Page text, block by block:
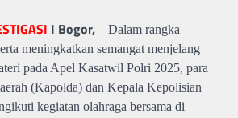
I Bogor, – Dalam rangka
meningkatkan semangat menjelang
pada Apel Kasatwil Polri 2025, para
(Kapolda) dan Kepala Kepolisian
kegiatan olahraga bersama di